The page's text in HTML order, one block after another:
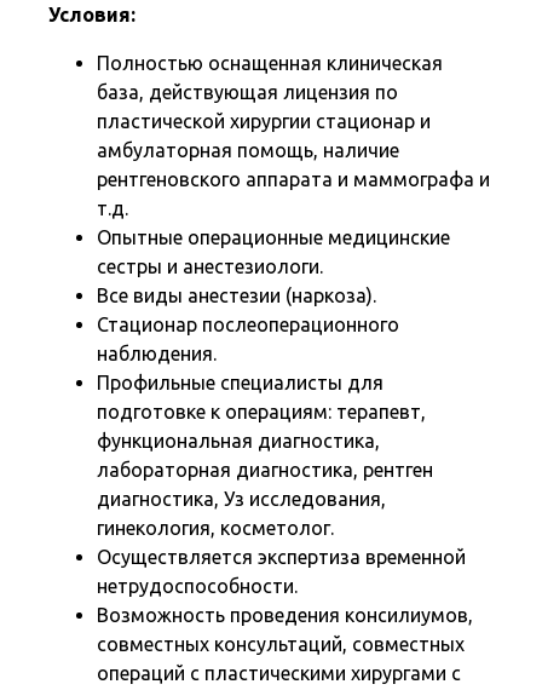
Условия:
Полностью оснащенная клиническая
база, действующая лицензия по
пластической хирургии стационар и
амбулаторная помощь, наличие
рентгеновского аппарата и маммографа и
т.д.
Опытные операционные медицинские
сестры и анестезиологи.
Все виды анестезии (наркоза).
Стационар послеоперационного
наблюдения.
Профильные специалисты для
подготовке к операциям: терапевт,
функциональная диагностика,
лабораторная диагностика, рентген
диагностика, Уз исследования,
гинекология, косметолог.
Осуществляется экспертиза временной
нетрудоспособности.
Возможность проведения консилиумов,
совместных консультаций, совместных
операций с пластическими хирургами с